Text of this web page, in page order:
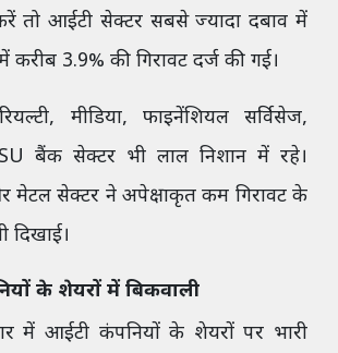
तो आईटी सेक्टर सबसे ज्यादा दबाव में
3.9% की गिरावट दर्ज की गई।
मीडिया, फाइनेंशियल सर्विसेज,
बैंक सेक्टर भी लाल निशान में रहे।
मेटल सेक्टर ने अपेक्षाकृत कम गिरावट के
के शेयरों में बिकवाली
में आईटी कंपनियों के शेयरों पर भारी